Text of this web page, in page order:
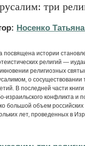
три
Носенко
посвящена истории
религий —
религиозных
о сосуществовании
В последней части
израильского конфликта и
большой объем
лет, проведенных в